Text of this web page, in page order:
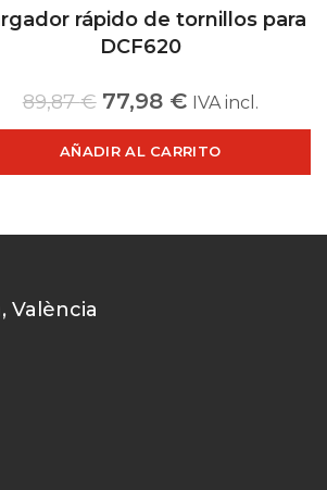
rápido de tornillos para
DCF620
89,87€ 77,98 € IVA incl.
AÑADIR AL CARRITO
València